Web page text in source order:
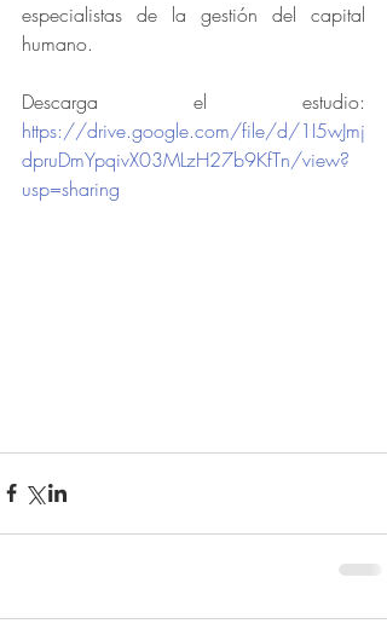
especialistas de la gestión del capital
humano.
https://drive.google.com/file/d/1I5wJmj
dpruDmYpqivX03MLzH27b9KfTn/view?
usp=sharing